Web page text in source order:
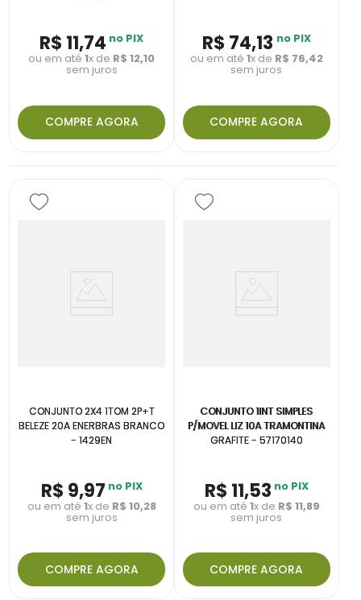
R$ 11,74 no PIX
ou em até1x de R$ 12,10
sem juros
COMPRE AGORA
R$ 74,13 no PIX
ou em até 1x de R$ 76,42
sem juros
COMPRE AGORA
CONJUNTO 2X4 1TOM 2P+T
BELEZE 20A ENERBRAS BRANCO
- 1429EN
R$ 9,97 no PIX
ou em até 1x de R$ 10,28
sem juros
COMPRE AGORA
CONJUNTO 1INT SIMPLES
P/MOVEL LIZ 10A TRAMONTINA
GRAFITE - 57170140
R$ 11,53 no PIX
ou em até 1x de R$ 11,89
sem juros
COMPRE AGORA